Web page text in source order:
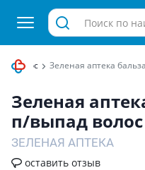
волос Зеленая аптека
Зеленая
п/выпад
ЗЕЛЕНАЯ АПТЕКА
оставить отзыв